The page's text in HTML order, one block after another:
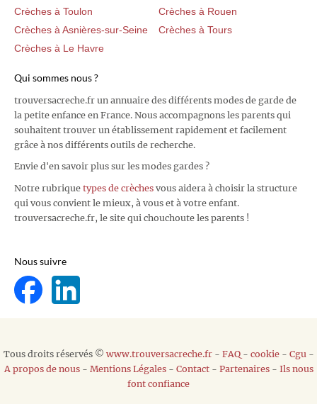
Crèches à Toulon
Crèches à Rouen
Crèches à Asnières-sur-Seine
Crèches à Tours
Crèches à Le Havre
Qui sommes nous ?
trouversacreche.fr un annuaire des différents modes de garde de
la petite enfance en France. Nous accompagnons les parents qui
souhaitent trouver un établissement rapidement et facilement
grâce à nos différents outils de recherche.
Envie d'en savoir plus sur les modes gardes ?
Notre rubrique types de crèches vous aidera à choisir la structure
qui vous convient le mieux, à vous et à votre enfant.
trouversacreche.fr, le site qui chouchoute les parents !
Nous suivre
Tous droits réservés © www.trouversacreche.fr- FAQ- cookie- Cgu-
A propos de nous- Mentions Légales- Contact- Partenaires- Ils nous
font confiance